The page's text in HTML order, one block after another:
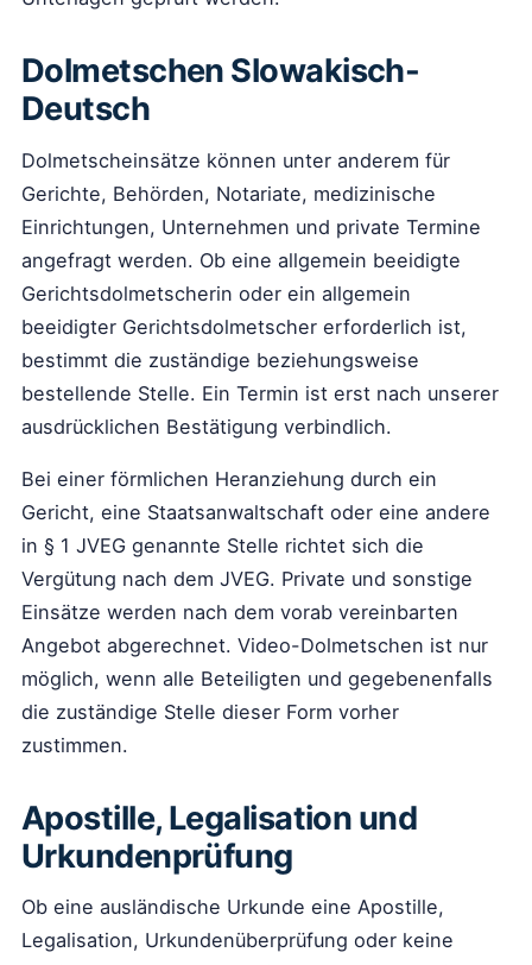
Dolmetschen Slowakisch-
Deutsch
Dolmetscheinsätze können unter anderem für
Gerichte, Behörden, Notariate, medizinische
Einrichtungen, Unternehmen und private Termine
angefragt werden. Ob eine allgemein beeidigte
Gerichtsdolmetscherin oder ein allgemein
beeidigter Gerichtsdolmetscher erforderlich ist,
bestimmt die zuständige beziehungsweise
bestellende Stelle. Ein Termin ist erst nach unserer
ausdrücklichen Bestätigung verbindlich.
Bei einer förmlichen Heranziehung durch ein
Gericht, eine Staatsanwaltschaft oder eine andere
in § 1 JVEG genannte Stelle richtet sich die
Vergütung nach dem JVEG. Private und sonstige
Einsätze werden nach dem vorab vereinbarten
Angebot abgerechnet. Video-Dolmetschen ist nur
möglich, wenn alle Beteiligten und gegebenenfalls
die zuständige Stelle dieser Form vorher
zustimmen.
Apostille, Legalisation und
Urkundenprüfung
Ob eine ausländische Urkunde eine Apostille,
Legalisation, Urkundenüberprüfung oder keine